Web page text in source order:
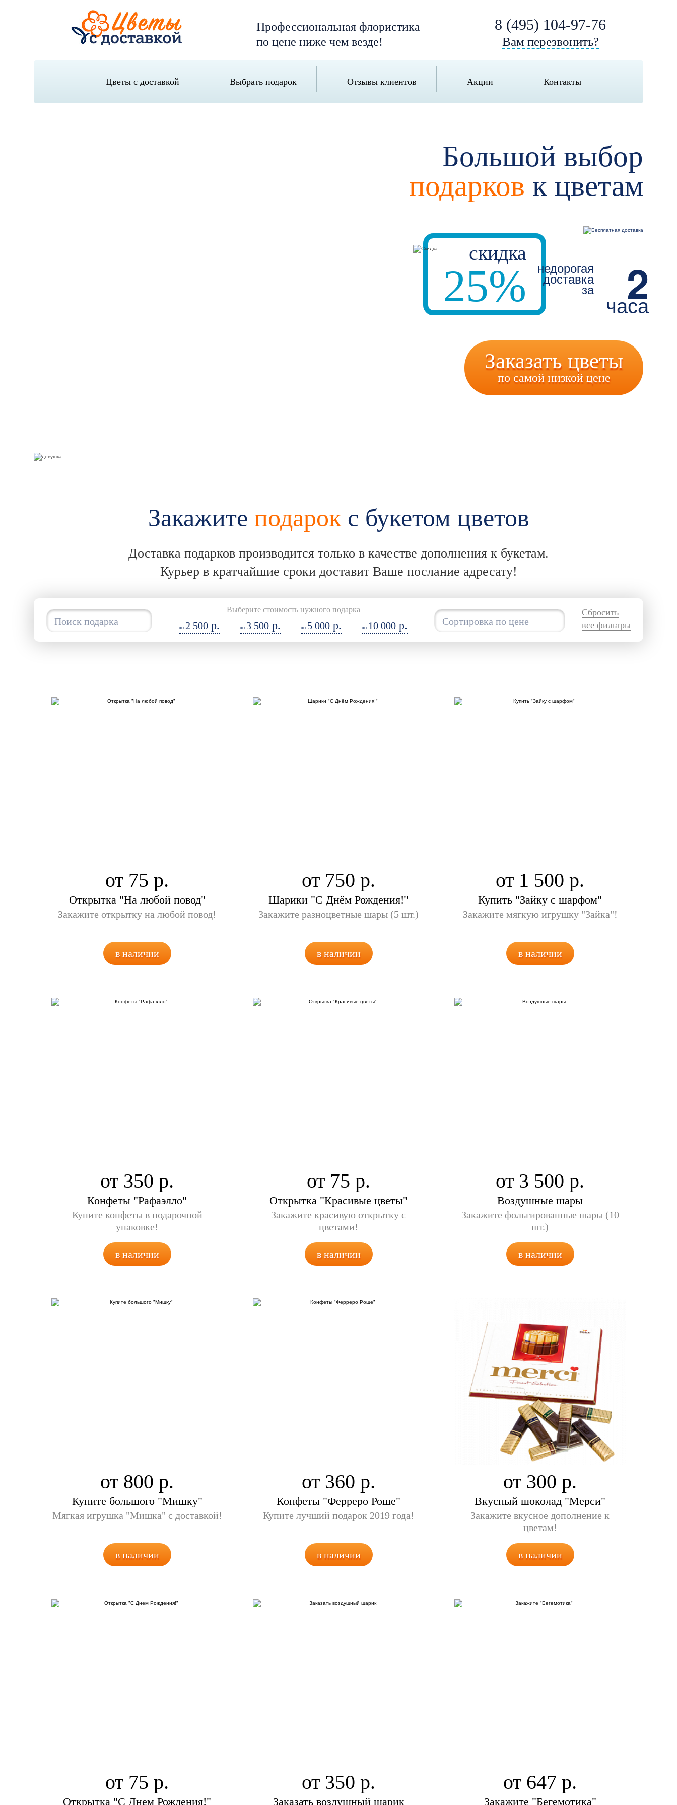
Профессиональная флористика
по цене ниже чем везде!
8 (495) 104-97-76
Вам перезвонить?
Цветы с доставкой Выбрать подарок Отзывы клиентов Акции Контакты
Большой выбор
подарков к цветам
скидка
25% недорогая
доставка
за 2
часа
Заказать цветы
по самой низкой цене
Закажите подарокс букетом цветов
Доставка подарков производится только в качестве дополнения к букетам.
Курьер в кратчайшие сроки доставит Ваше послание адресату!
Выберите стоимость нужного подарка
до 2 500 р. до 3 500 р. до 5 000 р. до 10 000 р. Сортировка по цене
Сбросить
все фильтры
от 75
Открытка "На любой повод"
Закажите открытку на любой повод!
в наличии
от 750
Шарики "С Днём Рождения!"
Закажите разноцветные шары (5 шт.)
в наличии
от 1 500
Купить "Зайку с шарфом"
Закажите мягкую игрушку "Зайка"!
в наличии
от 350
Конфеты "Рафаэлло"
Купите конфеты в подарочной
упаковке!
в наличии
от 75
Открытка "Красивые цветы"
Закажите красивую открытку с
цветами!
в наличии
от 3 500
Воздушные шары
Закажите фольгированные шары (10
шт.)
в наличии
от 800
Купите большого "Мишку"
Мягкая игрушка "Мишка" с доставкой!
в наличии
от 360
Конфеты "Ферреро Роше"
Купите лучший подарок 2019 года!
в наличии
от 300
Вкусный шоколад "Мерси"
Закажите вкусное дополнение к
цветам!
в наличии
от 75
Открытка "С Днем Рождения!"
от 350
Заказать воздушный шарик
от 647
Закажите "Бегемотика"